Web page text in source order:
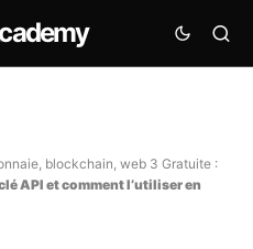
blockchain, web 3 Gratuite :
API et comment l’utiliser en